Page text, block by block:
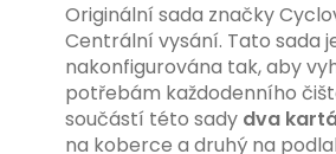
Originální sada značky
Centrální vysání. Tato sada
nakonfigurována tak, aby
potřebám každodenního
součástí této sady dva
na koberce a druhý na